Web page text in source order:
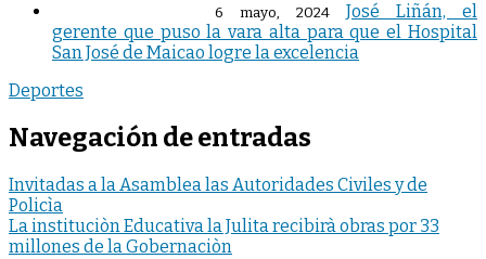
6 mayo, 2024
José Liñán, el
gerente que puso la vara alta para que el Hospital
San José de Maicao logre la excelencia
Deportes
Navegación de entradas
Invitadas a la Asamblea las Autoridades Civiles y de
Policìa
La instituciòn Educativa la Julita recibirà obras por 33
millones de la Gobernaciòn